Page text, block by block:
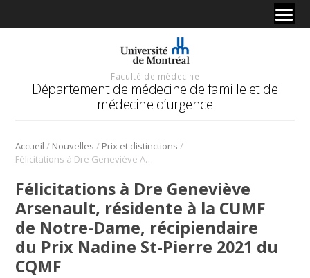
Faculté de médecine
Département de médecine de famille et de
médecine d’urgence
Accueil / Nouvelles / Prix et distinctions /
Félicitations à Dre Geneviève Arsenault, résidente à la CUMF de Notre-Dame, récipiendaire du Prix Nadine St-Pierre 2021 du CQMF
Félicitations à Dre Geneviève
Arsenault, résidente à la CUMF
de Notre-Dame, récipiendaire
du Prix Nadine St-Pierre 2021 du
CQMF